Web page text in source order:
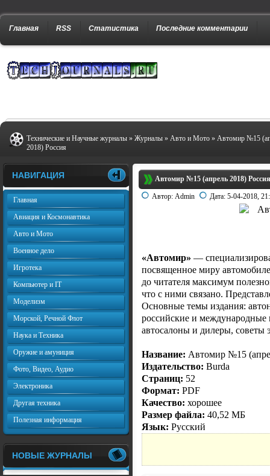
Главная RSS Статистика Последние комментарии
Технические и Научные журналы » Журналы » Авто и Мото » Автомир №15
2018) Россия
Автомир №15 (апрель 2018) Россия
Автор: Admin Дата: 5-04-2018,
«Автомир» —
посвященное миру
до читателя максимум
что с ними связано.
Основные темы издания:
российские и международные
автосалоны и дилеры, советы
Название: Автомир №15
Издательство: Burda
Страниц: 52
Формат: PDF
Качество: хорошее
Размер файла: 40,52 МБ
Язык: Русский
НАВИГАЦИЯ
Главная
Авиация и Космонавтика
Авто и Мото
Военное дело
Игротека
Компьютер и IT
Моделизм
Морской, Речной Флот
Наука и Техника
Оружие и амуниция
Фото, Видео, Аудио
Электроника
Другая техника
Полезная информация
НОВЫЕ ЖУРНАЛЫ